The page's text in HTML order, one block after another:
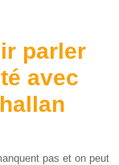
parler
avec
pas et on peut